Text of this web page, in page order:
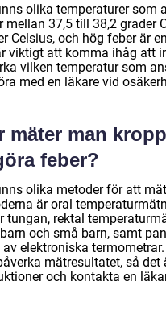
olika temperaturer som
mellan 37,5 till 38,2 grader
Celsius, och hög feber är
viktigt att komma ihåg att
vilken temperatur som
med en läkare vid
mäter man
feber?
olika metoder för att
är oral
tungan, rektal
och små barn, samt
elektroniska
mätresultatet, så
och kontakta en